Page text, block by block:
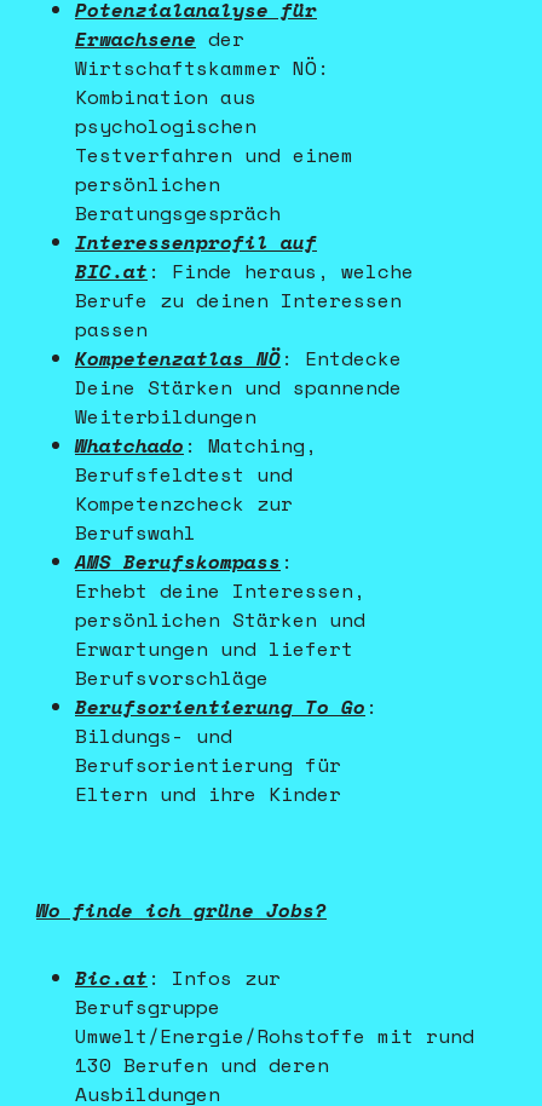
Potenzialanalyse für
Erwachsene der
Wirtschaftskammer NÖ:
Kombination aus
psychologischen
Testverfahren und einem
persönlichen
Beratungsgespräch
Interessenprofil auf
BIC.at :
Finde heraus, welche
Berufe zu deinen Interessen
passen
Kompetenzatlas NÖ: Entdecke
Deine Stärken und spannende
Weiterbildungen
Whatchado : Matching,
Berufsfeldtest und
Kompetenzcheck zur
Berufswahl
AMS Berufskompass :
Erhebt deine Interessen,
persönlichen Stärken und
Erwartungen und liefert
Berufsvorschläge
Berufsorientierung To Go :
Bildungs- und
Berufsorientierung für
Eltern und ihre Kinder
Wo finde ich grüne Jobs?
Bic.at : Infos zur
Berufsgruppe
Umwelt/Energie/Rohstoffe mit rund
130 Berufen und deren
Ausbildungen